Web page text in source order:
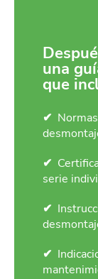
una
que
serie